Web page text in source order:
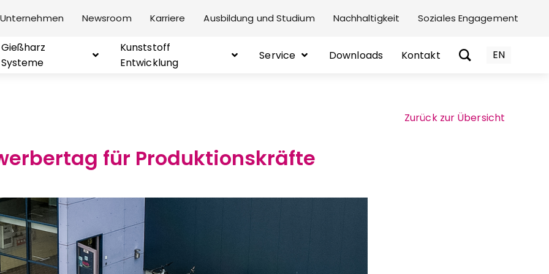
Unternehmen Newsroom Karriere Ausbildung und Studium Nachhaltigkeit Soziales Engagement
Gießharz
Systeme
Kunststoff
Entwicklung
Service Downloads Kontakt
EN
Zurück zur Übersicht
für Produktionskräfte